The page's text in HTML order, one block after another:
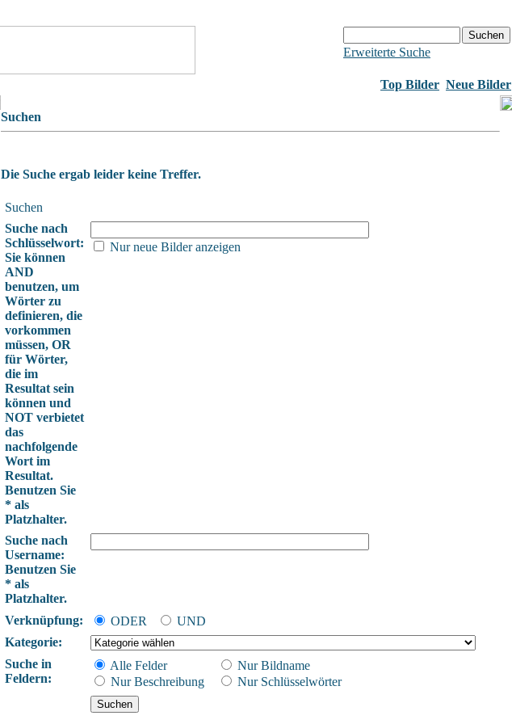
Erweiterte Suche
Top Bilder Neue Bilder
Suchen
Die Suche ergab leider keine Treffer.
Suchen
Suche nach
Schlüsselwort:
Sie können
AND
benutzen, um
Wörter zu
definieren, die
vorkommen
müssen, OR
für Wörter,
die im
Resultat sein
können und
NOT verbietet
das
nachfolgende
Wort im
Resultat.
Benutzen Sie
* als
Platzhalter.
Nur neue Bilder anzeigen
Suche nach
Username:
Benutzen Sie
* als
Platzhalter.
Verknüpfung:
ODER
UND
Kategorie:
Suche in
Feldern:
Alle Felder
Nur Bildname
Nur Beschreibung
Nur Schlüsselwörter